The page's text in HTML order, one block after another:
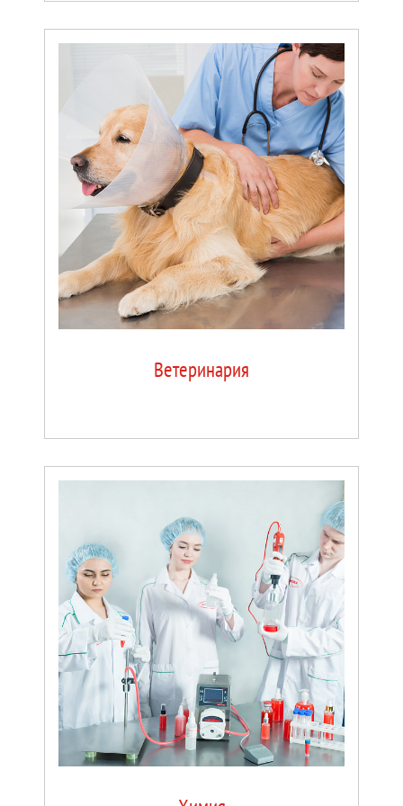
определенных требований к оснащению — к безопасности, поддержанию
чистоты, производительности, точности и соответствию стандартам качества
(GMP, GPP, HACCP). Именно поэтому каждая установка, выпускаемая нашим
предприятием, разрабатывается под нужды конкретного Заказчика. При этом
среди представленных установок немало универсальных моделей, которые
могут быть переориентированы для работы в другой отрасли без
необходимости замены технологического оборудования. Наши специалисты
помогут подобрать оптимальный вариант для оснащения Вашего
производства, обеспечив требуемую функциональность и экономичность в
рамках определенного бюджета, а на этой странице Вы самостоятельно
можете ознакомиться с предлагаемыми решениями по каждой отрасли.
Ветеринария